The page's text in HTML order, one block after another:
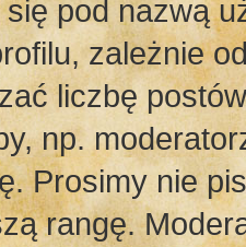
pod nazwą
zależnie
liczbę
np.
Prosimy nie
rangę.